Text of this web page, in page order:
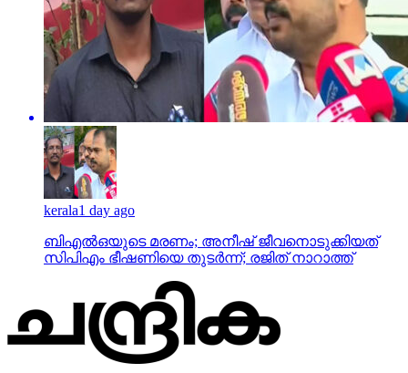
kerala1 day ago
ബിഎല്‍ഒയുടെ മരണം; അനീഷ് ജീവനൊടുക്കിയത്
സിപിഎം ഭീഷണിയെ തുടര്‍ന്ന്; രജിത് നാറാത്ത്